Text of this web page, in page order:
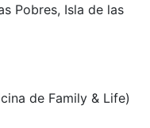
Pobres, Isla de las
de Family & Life)